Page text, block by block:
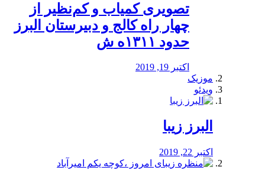
️تصویری کمیاب و کم‌نظیر از
چهار راه كالج و دبيرستان البرز
حدود ۱۳۱۱ه ش
اکتبر 19, 2019
موزیک
ویدئو
البرز زیبا
اکتبر 22, 2019